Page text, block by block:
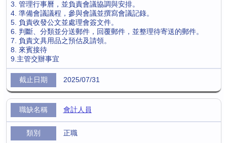
3. 管理行事曆，並負責會議協調與安排。
4. 準備會議議程，參與會議並撰寫會議記錄。
5. 負責收發公文並處理會簽文件。
6. 判斷、分類並分送郵件，回覆郵件，並整理待寄送的郵件。
7. 負責文具用品之預估及請領。
8. 來賓接待
9.主管交辦事宜
2025/07/31
會計人員
正職